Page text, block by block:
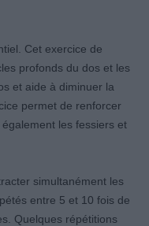
Cet exercice de
profonds du dos et les
et aide à diminuer la
permet de renforcer
les fessiers et
simultanément les
entre 5 et 10 fois de
Quelques répétitions